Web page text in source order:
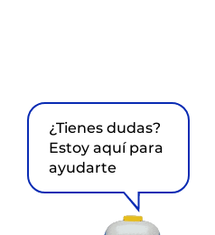
¿Tienes dudas?
Estoy aquí para
ayudarte